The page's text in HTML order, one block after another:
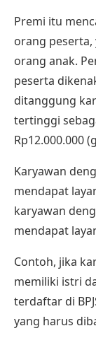
Premi itu
orang
orang anak.
peserta
ditanggung
tertinggi
Rp12.000.000
Karyawan
mendapat
karyawan
mendapat
Contoh, jika
memiliki istri
terdaftar di
yang harus